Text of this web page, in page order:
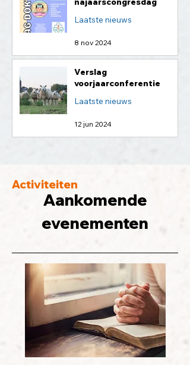
Laatste nieuws
8 nov 2024
Verslag
voorjaarconferentie
Laatste nieuws
12 jun 2024
Aankomende
evenementen
Activiteiten